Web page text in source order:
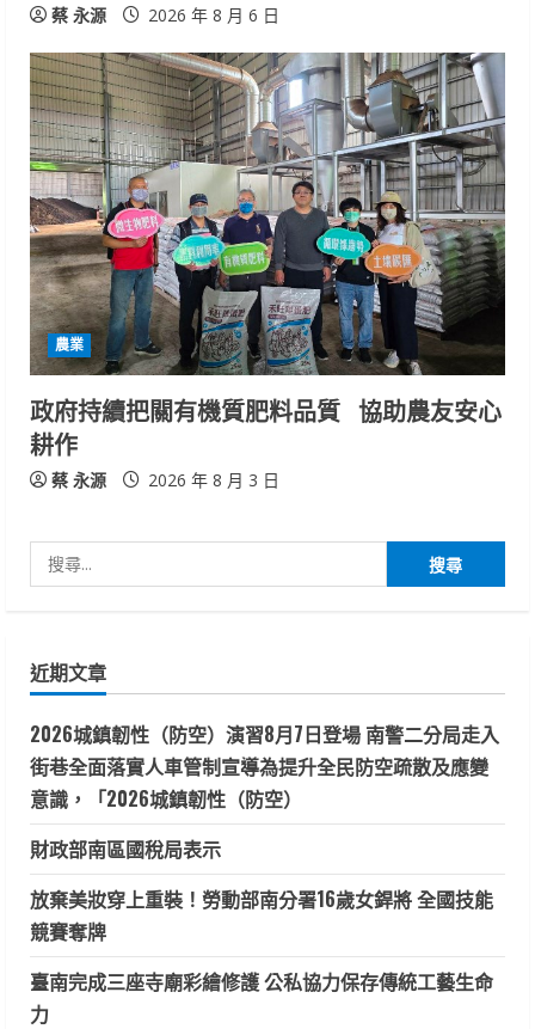
蔡 永源 2026 年 8 月 6 日
農業
政府持續把關有機質肥料品質 協助農友安心
耕作
蔡 永源 2026 年 8 月 3 日
尋
字:
近期文章
2026城鎮韌性（防空）演習8月7日登場 南警二分局走入
街巷全面落實人車管制宣導為提升全民防空疏散及應變
意識，「2026城鎮韌性（防空）
財政部南區國稅局表示
放棄美妝穿上重裝！勞動部南分署16歲女銲將 全國技能
競賽奪牌
臺南完成三座寺廟彩繪修護 公私協力保存傳統工藝生命
力